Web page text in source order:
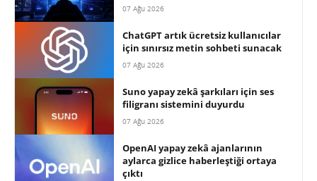
07 Ağu 2026
ChatGPT artık ücretsiz kullanıcılar
için sınırsız metin sohbeti sunacak
07 Ağu 2026
Suno yapay zekâ şarkıları için ses
filigranı sistemini duyurdu
07 Ağu 2026
OpenAI yapay zekâ ajanlarının
aylarca gizlice haberleştiği ortaya
çıktı